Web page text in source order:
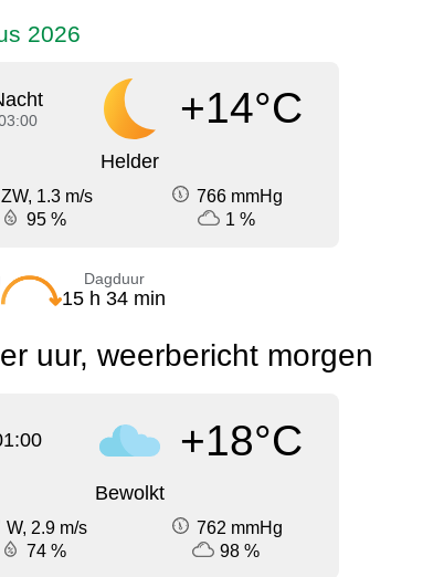
2026
+14°C
Helder
ZW, 1.3 m/s
766 mmHg
95 %
1 %
Dagduur
15 h 34 min
uur, weerbericht morgen
+18°C
Bewolkt
W, 2.9 m/s
762 mmHg
74 %
98 %